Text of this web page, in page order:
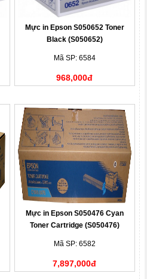
Mực in Epson S050652 Toner
Black (S050652)
Mã SP: 6584
968,000đ
Mực in Epson S050476 Cyan
Toner Cartridge (S050476)
Mã SP: 6582
7,897,000đ